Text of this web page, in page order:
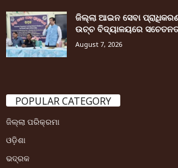
ଜିଲ୍ଲା ଆଇନ ସେବା
ଉଚ୍ଚ ବିଦ୍ୟାଳୟରେ
August 7, 2026
POPULAR CATEGORY
ଜିଲ୍ଲା ପରିକ୍ରମା
ଓଡ଼ିଶା
ଭଦ୍ରକ